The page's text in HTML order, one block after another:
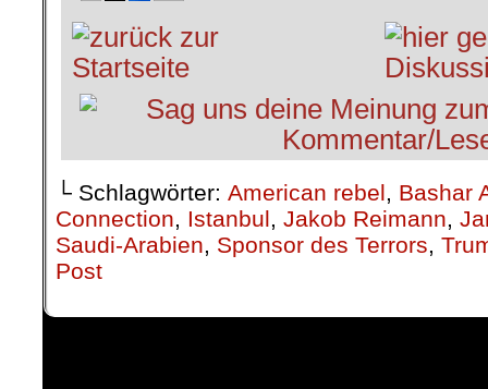
└ Schlagwörter: American rebel, Bashar
Connection, Istanbul, Jakob Reimann,
Saudi-Arabien, Sponsor des Terrors,
Post